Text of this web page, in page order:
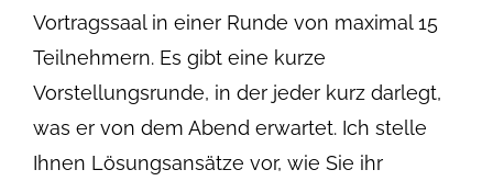
Vortragssaal in einer Runde von maximal 15
Teilnehmern. Es gibt eine kurze
Vorstellungsrunde, in der jeder kurz darlegt,
was er von dem Abend erwartet. Ich stelle
Ihnen Lösungsansätze vor, wie Sie ihr